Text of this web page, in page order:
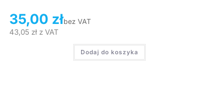
35,00 złbez VAT
43,05 złz VAT
Dodaj do koszyka